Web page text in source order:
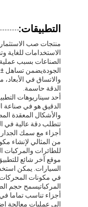
التطبيقات:
منتجات صب
الاستخدامات
الصناعات بسبب عملية
والاتساق في
الدقة حاسمة.
أحد سيناريوهات
الدقيق هو في صناعة
والأشكال المعقدة
تتطلب دقة عالية في
من المثالي لإنشاء
للطائرات والمركبات
موقع آخر شائع
السيارات. يمكن
في مكونات
أجزاء تناسب تماما
إلى عمليات معالجة